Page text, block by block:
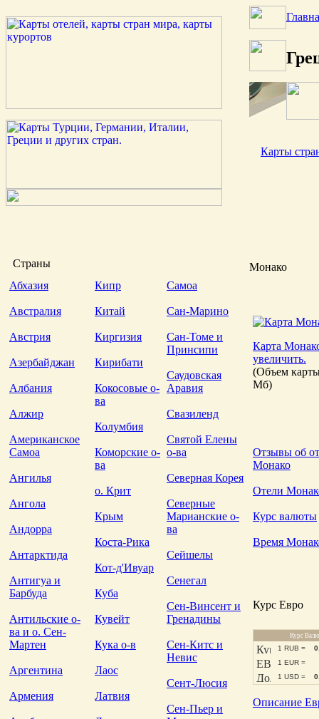
Страны
Абхазия
Австралия
Австрия
Азербайджан
Албания
Алжир
Американское
Самоа
Ангилья
Ангола
Андорра
Антарктида
Антигуа и
Барбуда
Антильские о-
ва и о. Сен-
Мартен
Аргентина
Армения
Кипр
Китай
Киргизия
Кирибати
Кокосовые о-
ва
Колумбия
Коморские о-
ва
о. Крит
Крым
Коста-Рика
Кот-д'Ивуар
Куба
Кувейт
Кука о-в
Лаос
Латвия
Самоа
Сан-Марино
Сан-Томе и
Принсипи
Саудовская
Аравия
Свазиленд
Святой Елены
о-ва
Северная Корея
Северные
Марианские о-
ва
Сейшелы
Сенегал
Сен-Винсент и
Гренадины
Сен-Китс и
Невис
Сент-Люсия
Сен-Пьер и
Карты
Монако
Карта
увеличить.
(Объем
Мб)
Отзывы об
Монако
Отели
Курс валюты
Время
Курс Евро
Курс
1 RUB =
1 EUR =
1 USD =
Описание